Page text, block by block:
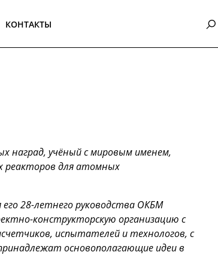
КОНТАКТЫ
наград, учёный с мировым именем,
реакторов для атомных
28-летнего руководства ОКБМ
конструкторскую организацию с
испытателей и технологов, с
основополагающие идеи в